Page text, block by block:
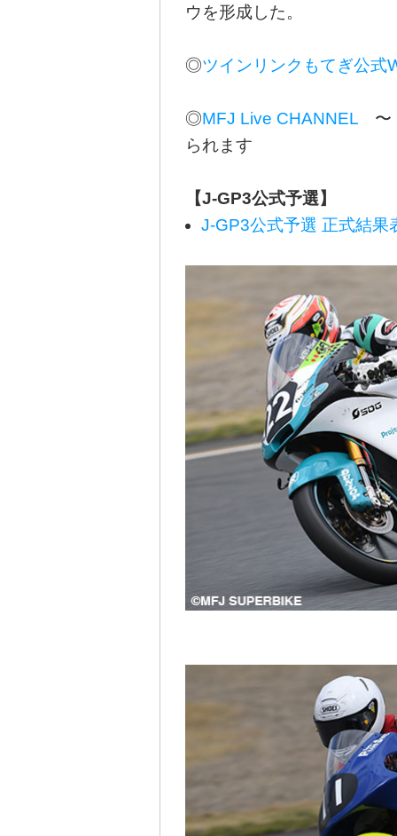
ウを形成した。
◎ツインリンクもてぎ公式
◎MFJ Live CHANNEL 〜
られます
【J-GP3公式予選】
J-GP3公式予選 正式結果